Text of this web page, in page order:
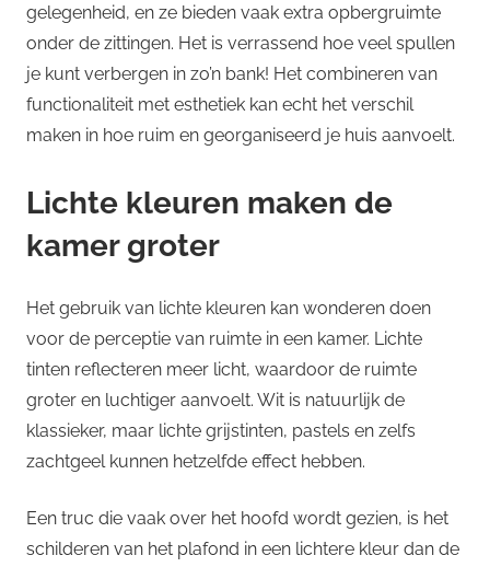
gelegenheid, en ze bieden vaak extra opbergruimte
onder de zittingen. Het is verrassend hoe veel spullen
je kunt verbergen in zo’n bank! Het combineren van
functionaliteit met esthetiek kan echt het verschil
maken in hoe ruim en georganiseerd je huis aanvoelt.
Lichte kleuren maken de
kamer groter
Het gebruik van lichte kleuren kan wonderen doen
voor de perceptie van ruimte in een kamer. Lichte
tinten reflecteren meer licht, waardoor de ruimte
groter en luchtiger aanvoelt. Wit is natuurlijk de
klassieker, maar lichte grijstinten, pastels en zelfs
zachtgeel kunnen hetzelfde effect hebben.
Een truc die vaak over het hoofd wordt gezien, is het
schilderen van het plafond in een lichtere kleur dan de